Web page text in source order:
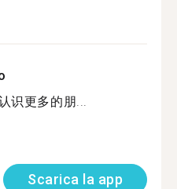
识更多的朋...
Scarica la app